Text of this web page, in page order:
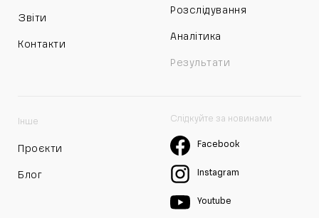
Звіти
Контакти
Розслідування
Аналітика
Результати
Інше
Проєкти
Блог
Слідкуйте за новинами
Facebook
Instagram
Youtube